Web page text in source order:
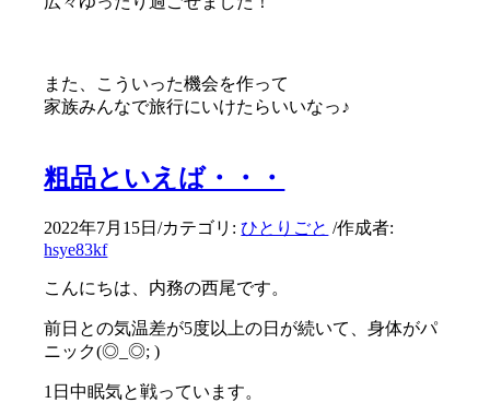
また、こういった機会を作って
家族みんなで旅行にいけたらいいなっ♪
粗品といえば・・・
2022年7月15日/カテゴリ:ひとりごと /作成者:
hsye83kf
こんにちは、内務の西尾です。
前日との気温差が5度以上の日が続いて、身体がパ
ニック(◎_◎; )
1日中眠気と戦っています。